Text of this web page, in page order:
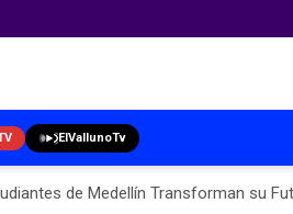
ElVallunoTv
de Medellín Transforman su